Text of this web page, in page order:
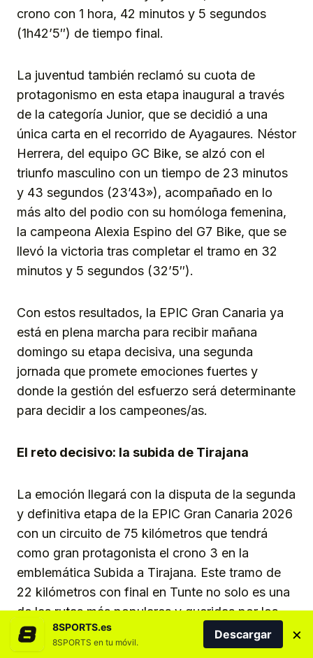
crono con 1 hora, 42 minutos y 5 segundos
(1h42’5″) de tiempo final.
La juventud también reclamó su cuota de
protagonismo en esta etapa inaugural a través
de la categoría Junior, que se decidió a una
única carta en el recorrido de Ayagaures. Néstor
Herrera, del equipo GC Bike, se alzó con el
triunfo masculino con un tiempo de 23 minutos
y 43 segundos (23’43»), acompañado en lo
más alto del podio con su homóloga femenina,
la campeona Alexia Espino del G7 Bike, que se
llevó la victoria tras completar el tramo en 32
minutos y 5 segundos (32’5″).
Con estos resultados, la EPIC Gran Canaria ya
está en plena marcha para recibir mañana
domingo su etapa decisiva, una segunda
jornada que promete emociones fuertes y
donde la gestión del esfuerzo será determinante
para decidir a los campeones/as.
El reto decisivo: la subida de Tirajana
La emoción llegará con la disputa de la segunda
y definitiva etapa de la EPIC Gran Canaria 2026
con un circuito de 75 kilómetros que tendrá
como gran protagonista el crono 3 en la
emblemática Subida a Tirajana. Este tramo de
22 kilómetros con final en Tunte no solo es una
de las rutas más populares y queridas por los
ciclistas en Gran Canaria, sino que se alza como
el juez de paz decisivo para el título,
8SPORTS.es
8SPORTS en tu móvil.
Descargar ×